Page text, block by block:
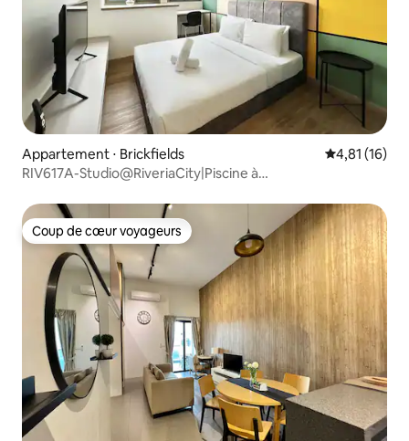
Appartement ⋅ Brickfields Évaluation
4,81 (16)
RIV617A-Studio@RiveriaCity|Piscine à
Coup de cœur voyageurs
Coup de cœur voyageurs